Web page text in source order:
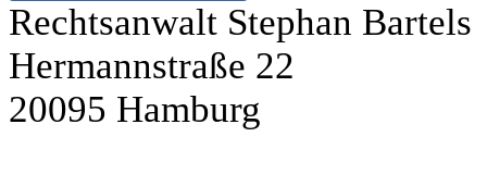
Rechtsanwalt Stephan Bartels
Hermannstraße 22
20095 Hamburg